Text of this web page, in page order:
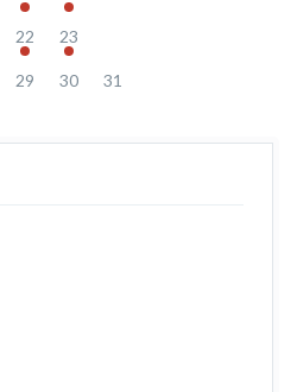
22 23
29 30 31